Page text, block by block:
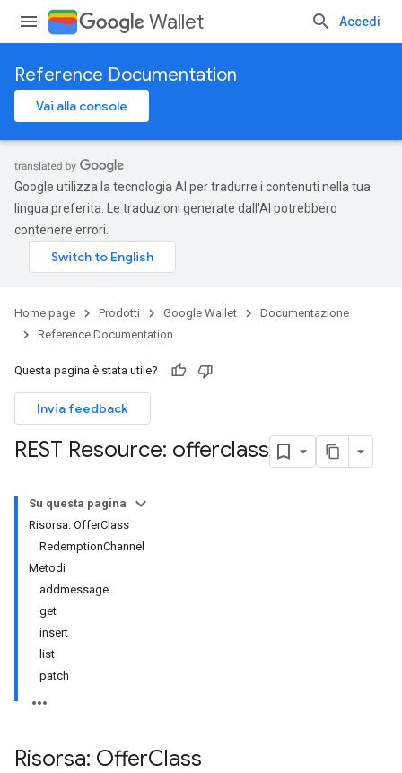
Wallet Accedi
Reference Documentation
Vai alla console
Google utilizza la tecnologia AI per tradurre i contenuti nella tua
lingua preferita. Le traduzioni generate dall'AI potrebbero
contenere errori.
Home page Prodotti Google Wallet
Documentazione
Reference Documentation
Questa pagina è stata utile?
Invia feedback
REST Resource: offerclass
Su questa pagina
Risorsa: OfferClass
RedemptionChannel
Metodi
addmessage
get
insert
list
patch
Risorsa: OfferClass